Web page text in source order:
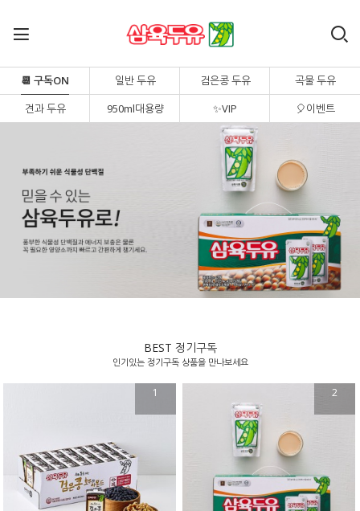
📆 구독ON 일반 두유 검은콩 두유
곡물 두유
견과 두유
950ml대용량 ✨VIP 🎈이벤트
BEST 정기구독
인기있는 정기구독 상품을 만나보세요
1 2